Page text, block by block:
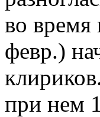
во время
февр.)
при нем